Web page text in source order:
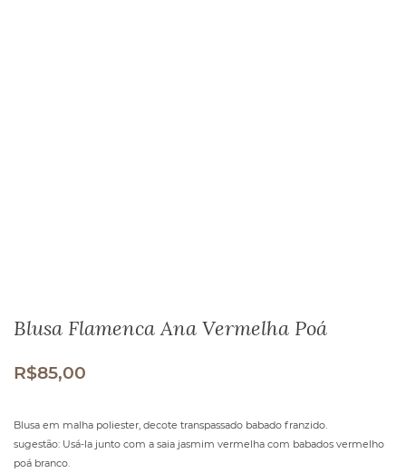
Blusa Flamenca Ana Vermelha Poá
R$85,00
Blusa em malha poliester, decote transpassado babado franzido.
sugestão: Usá-la junto com a saia jasmim vermelha com babados vermelho
poá branco.